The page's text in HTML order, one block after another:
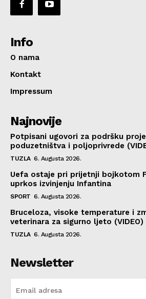
Info
O nama
Kontakt
Impressum
Najnovije
Potpisani ugovori za podršku
poduzetništva i poljoprivrede
TUZLA 6. Augusta 2026.
Uefa ostaje pri prijetnji bojkotom
uprkos izvinjenju Infantina
SPORT 6. Augusta 2026.
Bruceloza, visoke temperature i
veterinara za sigurno ljeto (VIDEO)
TUZLA 6. Augusta 2026.
Newsletter